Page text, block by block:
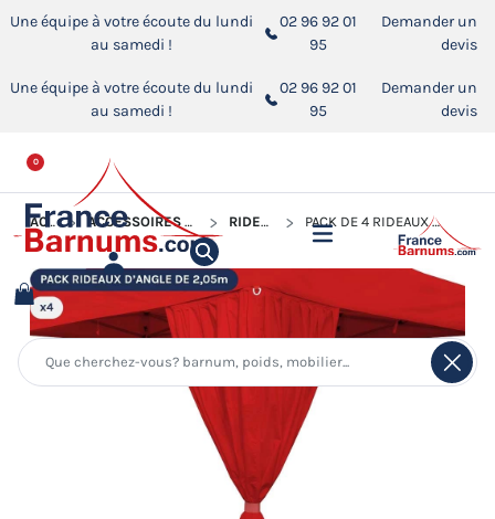
Une équipe à votre écoute du lundi
au samedi !
02 96 92 01
95
Demander un
devis
Une équipe à votre écoute du lundi
au samedi !
02 96 92 01
95
Demander un
devis
0
ACCUEIL ACCESSOIRES POUR BARNUMS PLIANTS RIDEAUX D'ANGLE PACK DE 4 RIDEAUX D'ANGLE DE 2,05M POUR BARNUM PLIANT DE 3X3M, 3X4,5M OU 3X6M